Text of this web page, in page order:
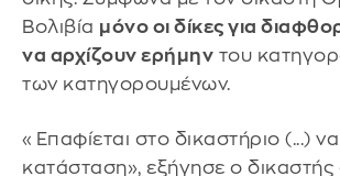
Βολιβία μόνο οι δίκες για
να αρχίζουν ερήμην του
των κατηγορουμένων.
«Επαφίεται στο δικαστήριο (...)
κατάσταση», εξήγησε ο δικαστής